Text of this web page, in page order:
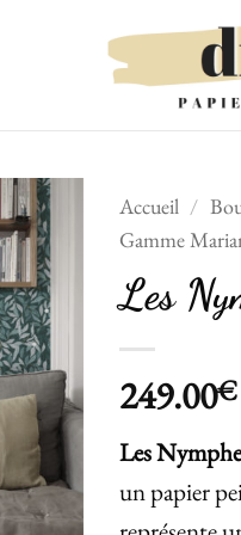
la liste
de
Accueil /
Gamme
Les
249.00€
Les
un papier